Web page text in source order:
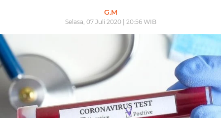
G.M
Selasa, 07 Juli 2020 | 20:56 WIB